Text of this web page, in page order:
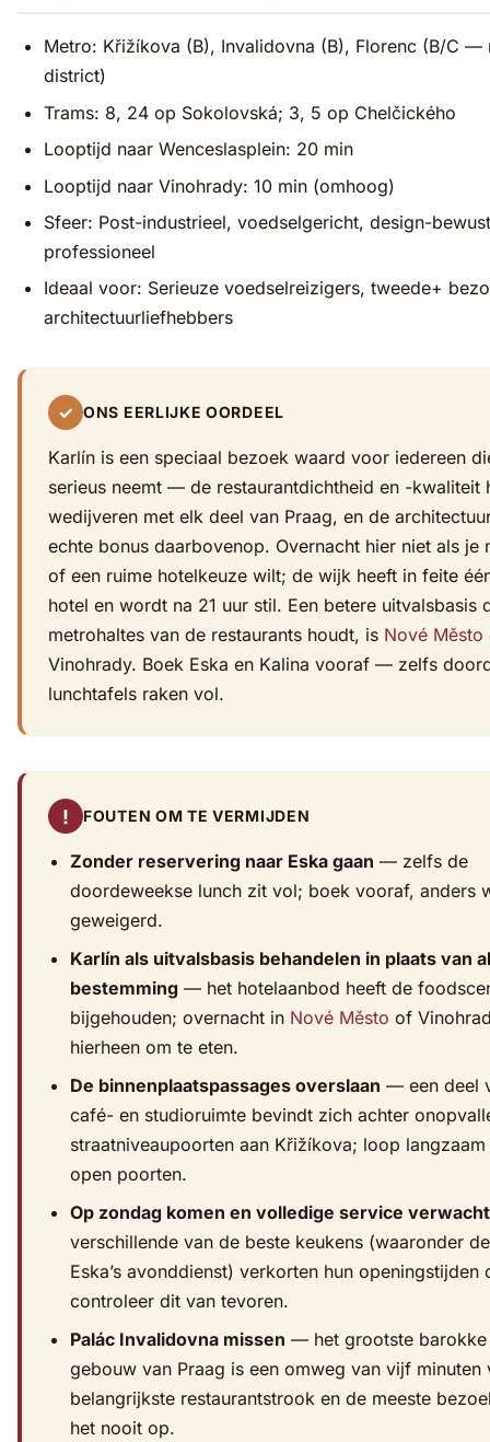
Metro: Křižíkova (B), Invalidovna (B), Florenc (B/C —
district)
Trams: 8, 24 op Sokolovská; 3, 5 op Chelčického
Looptijd naar Wenceslasplein: 20 min
Looptijd naar Vinohrady: 10 min (omhoog)
Sfeer: Post-industrieel, voedselgericht, design-
professioneel
Ideaal voor: Serieuze voedselreizigers, tweede+
architectuurliefhebbers
✓ ONS EERLIJKE OORDEEL
Karlín is een speciaal bezoek waard voor iedereen
serieus neemt — de restaurantdichtheid en -kwaliteit
wedijveren met elk deel van Praag, en de
echte bonus daarbovenop. Overnacht hier niet als je
of een ruime hotelkeuze wilt; de wijk heeft in feite
hotel en wordt na 21 uur stil. Een betere uitvalsbasis
metrohaltes van de restaurants houdt, is Nové Město
Vinohrady. Boek Eska en Kalina vooraf — zelfs
lunchtafels raken vol.
! FOUTEN OM TE VERMIJDEN
Zonder reservering naar Eska gaan — zelfs de
doordeweekse lunch zit vol; boek vooraf, anders
geweigerd.
Karlín als uitvalsbasis behandelen in plaats van
bestemming — het hotelaanbod heeft de
bijgehouden; overnacht in Nové Město of
hierheen om te eten.
De binnenplaatspassages overslaan — een deel
café- en studioruimte bevindt zich achter
straatniveaupoorten aan Křižíkova; loop
open poorten.
Op zondag komen en volledige service
verschillende van de beste keukens (waaronder
Eska’s avonddienst) verkorten hun openingstijden
controleer dit van tevoren.
Palác Invalidovna missen — het grootste barokke
gebouw van Praag is een omweg van vijf minuten
belangrijkste restaurantstrook en de meeste
het nooit op.